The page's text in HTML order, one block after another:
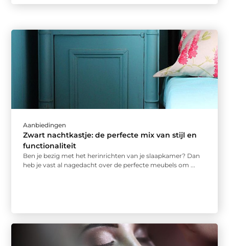
Aanbiedingen
Zwart nachtkastje: de perfecte mix van stijl en
functionaliteit
Ben je bezig met het herinrichten van je slaapkamer? Dan
heb je vast al nagedacht over de perfecte meubels om ...